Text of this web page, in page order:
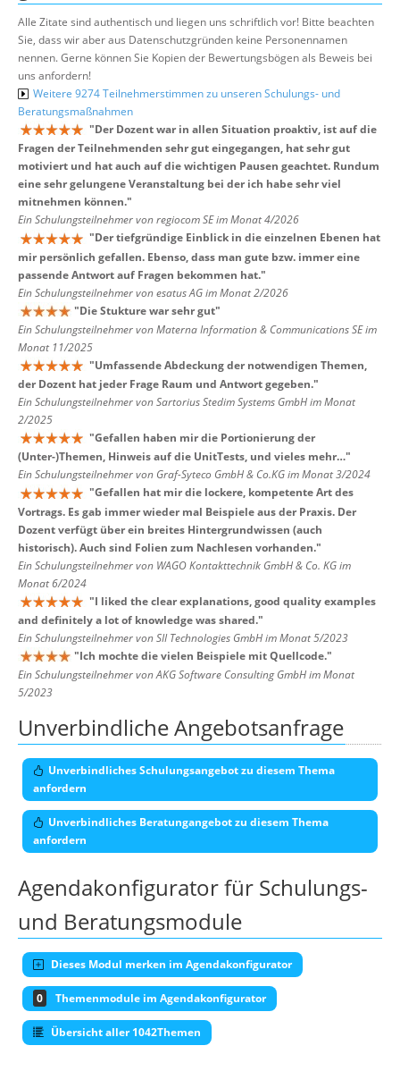
Alle Zitate sind authentisch und liegen uns schriftlich vor! Bitte beachten
Sie, dass wir aber aus Datenschutzgründen keine Personennamen
nennen. Gerne können Sie Kopien der Bewertungsbögen als Beweis bei
uns anfordern!
Weitere 9274 Teilnehmerstimmen zu unseren Schulungs- und
Beratungsmaßnahmen
"Der Dozent war in allen Situation proaktiv, ist auf die
Fragen der Teilnehmenden sehr gut eingegangen, hat sehr gut
motiviert und hat auch auf die wichtigen Pausen geachtet. Rundum
eine sehr gelungene Veranstaltung bei der ich habe sehr viel
mitnehmen können."
Ein Schulungsteilnehmer von regiocom SE im Monat 4/2026
"Der tiefgründige Einblick in die einzelnen Ebenen hat
mir persönlich gefallen. Ebenso, dass man gute bzw. immer eine
passende Antwort auf Fragen bekommen hat."
Ein Schulungsteilnehmer von esatus AG im Monat 2/2026
"Die Stukture war sehr gut"
Ein Schulungsteilnehmer von Materna Information & Communications SE im
Monat 11/2025
"Umfassende Abdeckung der notwendigen Themen,
der Dozent hat jeder Frage Raum und Antwort gegeben."
Ein Schulungsteilnehmer von Sartorius Stedim Systems GmbH im Monat
2/2025
"Gefallen haben mir die Portionierung der
(Unter-)Themen, Hinweis auf die UnitTests, und vieles mehr…"
Ein Schulungsteilnehmer von Graf-Syteco GmbH & Co.KG im Monat 3/2024
"Gefallen hat mir die lockere, kompetente Art des
Vortrags. Es gab immer wieder mal Beispiele aus der Praxis. Der
Dozent verfügt über ein breites Hintergrundwissen (auch
historisch). Auch sind Folien zum Nachlesen vorhanden."
Ein Schulungsteilnehmer von WAGO Kontakttechnik GmbH & Co. KG im
Monat 6/2024
"I liked the clear explanations, good quality examples
and definitely a lot of knowledge was shared."
Ein Schulungsteilnehmer von SII Technologies GmbH im Monat 5/2023
"Ich mochte die vielen Beispiele mit Quellcode."
Ein Schulungsteilnehmer von AKG Software Consulting GmbH im Monat
5/2023
Unverbindliche Angebotsanfrage
Unverbindliches Schulungsangebot zu diesem Thema
anfordern
Unverbindliches Beratungangebot zu diesem Thema
anfordern
Agendakonfigurator für Schulungs-
und Beratungsmodule
Dieses Modul merken im Agendakonfigurator
0 Themenmodule im Agendakonfigurator
Übersicht aller 1042Themen